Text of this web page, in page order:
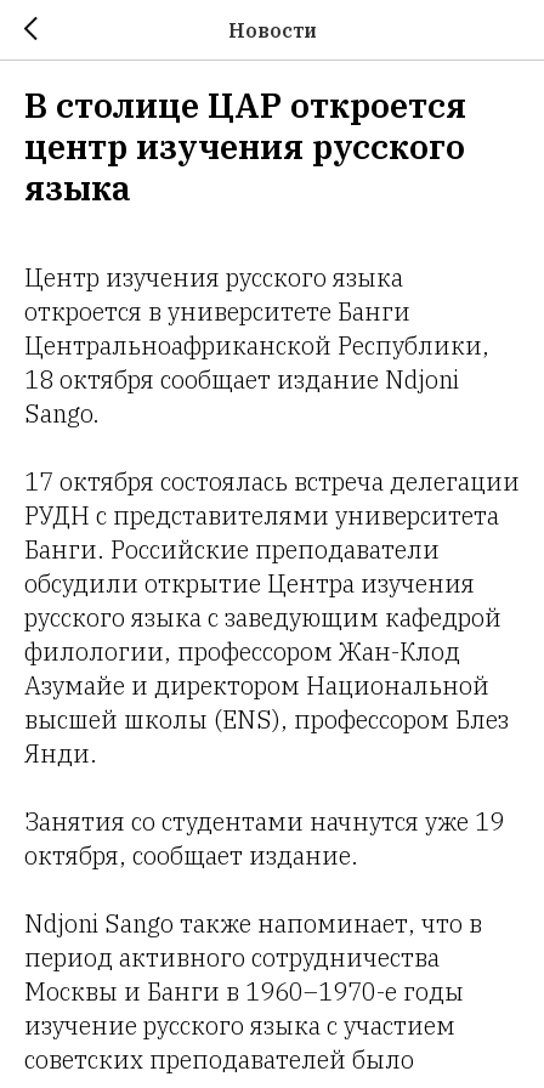
Новости
В столице ЦАР откроется
центр изучения русского
языка
Центр изучения русского языка
откроется в университете Банги
Центральноафриканской Республики,
18 октября сообщает издание Ndjoni
Sango.
17 октября состоялась встреча делегации
РУДН с представителями университета
Банги. Российские преподаватели
обсудили открытие Центра изучения
русского языка с заведующим кафедрой
филологии, профессором Жан-Клод
Азумайе и директором Национальной
высшей школы (ENS), профессором Блез
Янди.
Занятия со студентами начнутся уже 19
октября, сообщает издание.
Ndjoni Sango также напоминает, что в
период активного сотрудничества
Москвы и Банги в 1960–1970-е годы
изучение русского языка с участием
советских преподавателей было